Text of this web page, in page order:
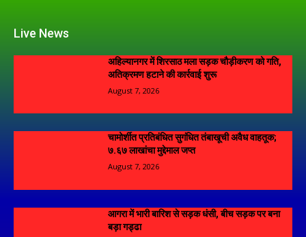
Live News
अहिल्यानगर में शिरसाठ मला सड़क चौड़ीकरण को गति,
अतिक्रमण हटाने की कार्रवाई शुरू
August 7, 2026
चामोर्शीत प्रतिबंधित सुगंधित तंबाखूची अवैध वाहतूक;
₹७.६७ लाखांचा मुद्देमाल जप्त
August 7, 2026
आगरा में भारी बारिश से सड़क धंसी, बीच सड़क पर बना
बड़ा गड्ढा